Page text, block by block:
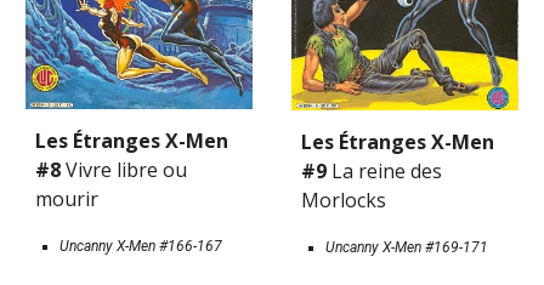
Les Étranges X-Men
#8 Vivre libre ou
mourir
Uncanny X-Men #166-167
Les Étranges X-Men
#9 La reine des
Morlocks
Uncanny X-Men #169-171